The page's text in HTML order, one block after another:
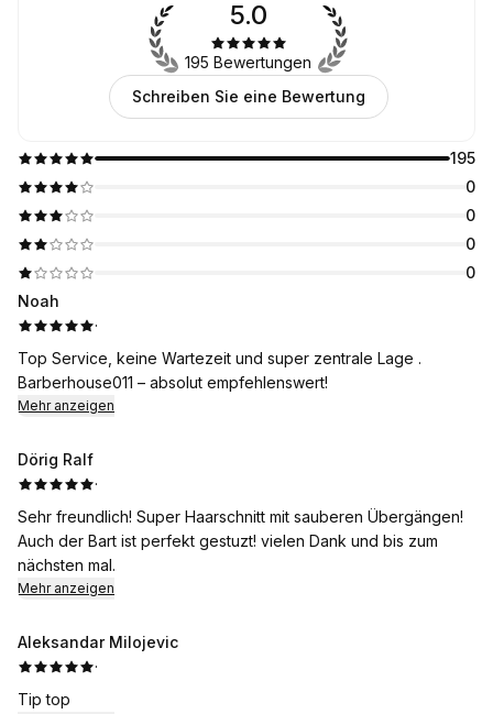
195
0
0
0
0
5.0
195 Bewertungen
Schreiben Sie eine Bewertung
Noah
·
Top Service, keine Wartezeit und super zentrale Lage .
Barberhouse011 – absolut empfehlenswert!
Mehr anzeigen
Dörig Ralf
·
Sehr freundlich! Super Haarschnitt mit sauberen Übergängen!
Auch der Bart ist perfekt gestuzt! vielen Dank und bis zum
nächsten mal.
Mehr anzeigen
Aleksandar Milojevic
·
Tip top